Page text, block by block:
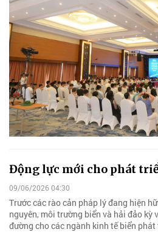
Động lực mới cho phát
09/06/2026 04:30
Trước các rào cản pháp lý đang hiện
nguyên, môi trường biển và hải đảo kỳ
đường cho các ngành kinh tế biển phát